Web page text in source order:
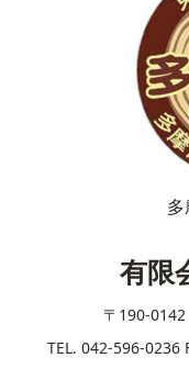
有限
〒190-
TEL. 042-596-